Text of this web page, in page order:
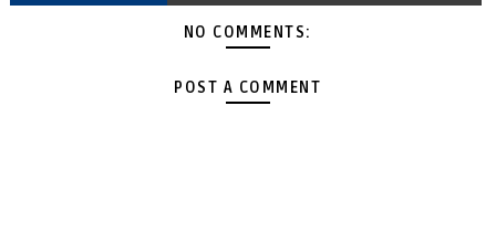
NO COMMENTS:
POST A COMMENT